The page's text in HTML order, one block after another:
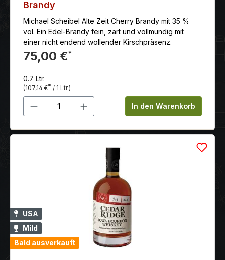
Brandy
Michael Scheibel Alte Zeit Cherry Brandy mit 35 %
vol. Ein Edel-Brandy fein, zart und vollmundig mit
einer nicht endend wollender Kirschpräsenz.
75,00 €*
0.7 Ltr.
(107,14 €* / 1 Ltr.)
Produkt Anzahl: Gib denIn den Warenkorb
USA
Mild
Bald ausverkauft